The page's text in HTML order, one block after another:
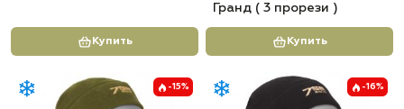
Купить
Гранд ( 3 прорези )
Купить
-15% -16%